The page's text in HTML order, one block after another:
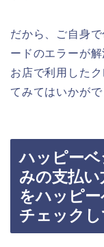
だから、ご自身
ードのエラーが
お店で利用した
てみてはいかがで
ハッピー
みの支払
をハッピ
チェックし